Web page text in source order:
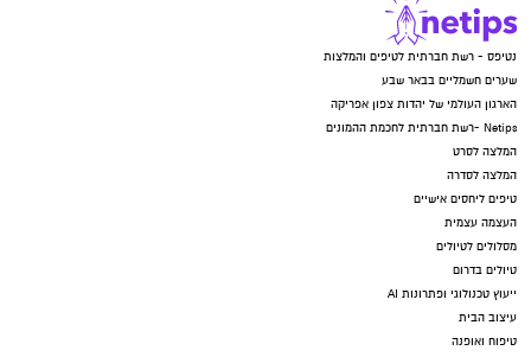
נטיפס - רשת חברתית לטיפים והמלצות
שערים חשמליים בבאר שבע
הארגון העולמי של יהדות צפון אפריקה
Netips -רשת חברתית לחכמת ההמונים
המלצה לסרט
המלצה לסדרה
טיפים ליחסים אישיים
העצמה עצמית
מסלולים לטיולים
טיולים בדרום
ייעוץ טכנולוגי ופתרונות AI
עיצוב הבית
טיפוח ואופנה